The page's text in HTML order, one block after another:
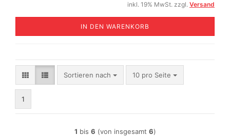
inkl. 19% MwSt. zzgl. Versand
IN DEN WARENKORB
Sortieren nach
Sortieren nach 10 pro Seite
pro Seite
1
1 bis 6 (von insgesamt 6)